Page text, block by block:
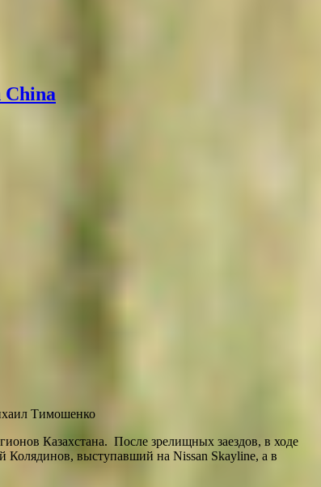
China
Тимошенко
Казахстана. После зрелищных заездов, в ходе
Колядинов, выступавший на Nissan Skayline, а в